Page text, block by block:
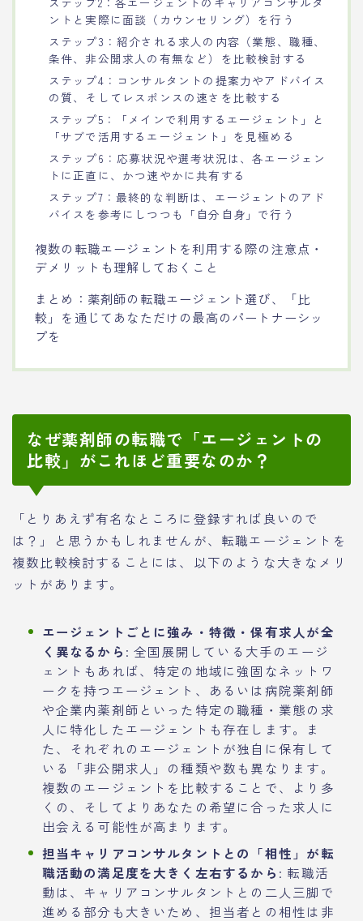
ントと実際に面談（カウンセリング）を行う
ステップ3：紹介される求人の内容（業態、職種、
条件、非公開求人の有無など）を比較検討する
ステップ4：コンサルタントの提案力やアドバイス
の質、そしてレスポンスの速さを比較する
ステップ5：「メインで利用するエージェント」と
「サブで活用するエージェント」を見極める
ステップ6：応募状況や選考状況は、各エージェン
トに正直に、かつ速やかに共有する
ステップ7：最終的な判断は、エージェントのアド
バイスを参考にしつつも「自分自身」で行う
複数の転職エージェントを利用する際の注意点・
デメリットも理解しておくこと
まとめ：薬剤師の転職エージェント選び、「比
較」を通じてあなただけの最高のパートナーシッ
プを
なぜ薬剤師の転職で「エージェントの
比較」がこれほど重要なのか？
「とりあえず有名なところに登録すれば良いので
は？」と思うかもしれませんが、転職エージェントを
複数比較検討することには、以下のような大きなメリ
ットがあります。
エージェントごとに強み・特徴・保有求人が全
く異なるから : 全国展開している大手のエージ
ェントもあれば、特定の地域に強固なネットワ
ークを持つエージェント、あるいは病院薬剤師
や企業内薬剤師といった特定の職種・業態の求
人に特化したエージェントも存在します。ま
た、それぞれのエージェントが独自に保有して
いる「非公開求人」の種類や数も異なります。
複数のエージェントを比較することで、より多
くの、そしてよりあなたの希望に合った求人に
出会える可能性が高まります。
担当キャリアコンサルタントとの「相性」が転
職活動の満足度を大きく左右するから : 転職活
動は、キャリアコンサルタントとの二人三脚で
進める部分も大きいため、担当者との相性は非